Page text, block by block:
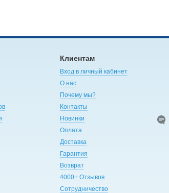
Клиентам
Вход в личный кабинет
О нас
Почему мы?
Контакты
Новинки
Оплата
Доставка
Гарантия
Возврат
4000+ Отзывов
Сотрудничество